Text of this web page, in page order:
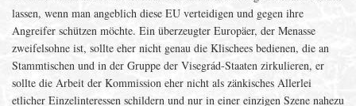
lassen, wenn man angeblich diese EU verteidigen und gegen ihre
Angreifer schützen möchte. Ein überzeugter Europäer, der Menasse
zweifelsohne ist, sollte eher nicht genau die Klischees bedienen, die an
Stammtischen und in der Gruppe der Visegrád-Staaten zirkulieren, er
sollte die Arbeit der Kommission eher nicht als zänkisches Allerlei
etlicher Einzelinteressen schildern und nur in einer einzigen Szene nahezu